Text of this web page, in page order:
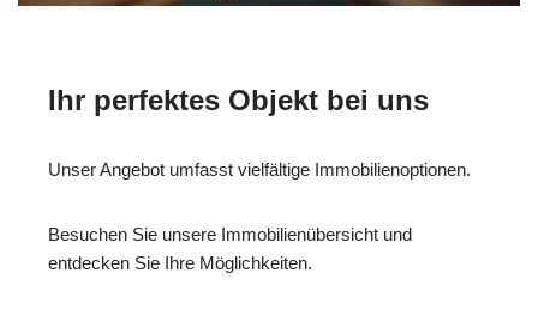
Ihr perfektes Objekt bei uns
Unser Angebot umfasst vielfältige Immobilienoptionen.
Besuchen Sie unsere Immobilienübersicht und
entdecken Sie Ihre Möglichkeiten.